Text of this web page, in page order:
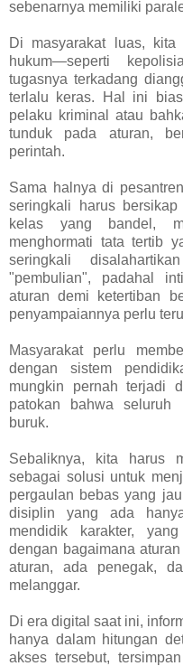
sebenarnya memiliki
Di masyarakat luas,
hukum—seperti
tugasnya terkadang
terlalu keras. Hal ini
pelaku kriminal atau
tunduk pada aturan,
perintah.
Sama halnya di
seringkali harus
kelas yang bandel,
menghormati tata tertib
seringkali
"pembulian", padahal
aturan demi ketertiban
penyampaiannya perlu
Masyarakat perlu
dengan sistem
mungkin pernah terjadi
patokan bahwa seluruh
buruk.
Sebaliknya, kita harus
sebagai solusi untuk
pergaulan bebas yang
disiplin yang ada
mendidik karakter,
dengan bagaimana
aturan, ada penegak,
melanggar.
Di era digital saat ini,
hanya dalam hitungan
akses tersebut,